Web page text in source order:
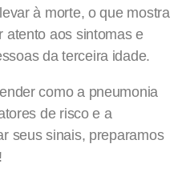
à morte, o que mostra
atento aos sintomas e
da terceira idade.
como a pneumonia
de risco e a
seus sinais, preparamos